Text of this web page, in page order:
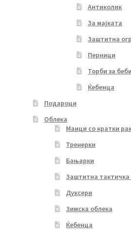
Антиколик
За мајката
Заштитна
Перници
Торби за
Ќебенца
Подароци
Облека
Маици со кратки
Тренерки
Бањарки
Заштитна тактичка
Дуксери
Зимска облека
Ќебенца